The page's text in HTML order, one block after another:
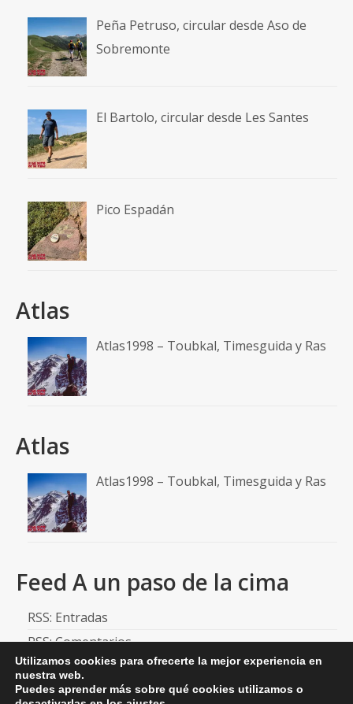
Peña Petruso, circular desde Aso de
Sobremonte
El Bartolo, circular desde Les Santes
Pico Espadán
Atlas
Atlas1998 – Toubkal, Timesguida y Ras
Atlas
Atlas1998 – Toubkal, Timesguida y Ras
Feed A un paso de la cima
RSS: Entradas
RSS: Comentarios
Utilizamos cookies para ofrecerte la mejor experiencia en
nuestra web.
Puedes aprender más sobre qué cookies utilizamos o